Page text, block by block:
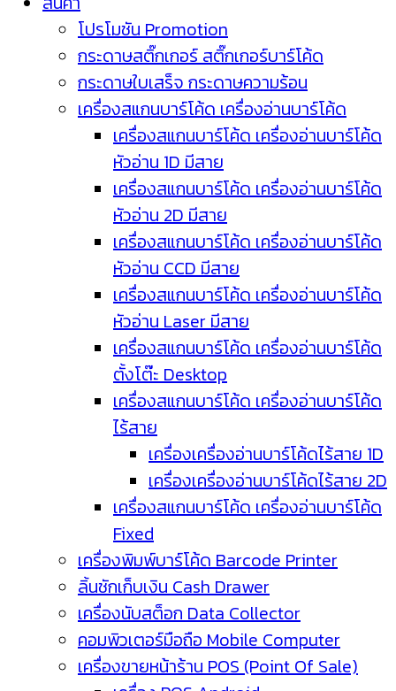
โปรโมชัน Promotion
กระดาษสติ๊กเกอร์ สติ๊กเกอร์บาร์โค้ด
กระดาษใบเสร็จ กระดาษความร้อน
เครื่องสแกนบาร์โค้ด เครื่องอ่านบาร์โค้ด
เครื่องสแกนบาร์โค้ด เครื่องอ่านบาร์โค้ด
หัวอ่าน 1D มีสาย
เครื่องสแกนบาร์โค้ด เครื่องอ่านบาร์โค้ด
หัวอ่าน 2D มีสาย
เครื่องสแกนบาร์โค้ด เครื่องอ่านบาร์โค้ด
หัวอ่าน CCD มีสาย
เครื่องสแกนบาร์โค้ด เครื่องอ่านบาร์โค้ด
หัวอ่าน Laser มีสาย
เครื่องสแกนบาร์โค้ด เครื่องอ่านบาร์โค้ด
ตั้งโต๊ะ Desktop
เครื่องสแกนบาร์โค้ด เครื่องอ่านบาร์โค้ด
ไร้สาย
เครื่องเครื่องอ่านบาร์โค้ดไร้สาย 1D
เครื่องเครื่องอ่านบาร์โค้ดไร้สาย 2D
เครื่องสแกนบาร์โค้ด เครื่องอ่านบาร์โค้ด
Fixed
เครื่องพิมพ์บาร์โค้ด Barcode Printer
ลิ้นชักเก็บเงิน Cash Drawer
เครื่องนับสต็อก Data Collector
คอมพิวเตอร์มือถือ Mobile Computer
เครื่องขายหน้าร้าน POS (Point Of Sale)